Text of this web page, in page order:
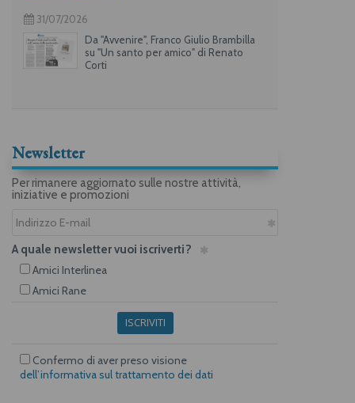
31/07/2026
Da "Avvenire", Franco Giulio Brambilla
su "Un santo per amico" di Renato
Corti
Newsletter
Per rimanere aggiornato sulle nostre attività,
iniziative e promozioni
A quale newsletter vuoi iscriverti?
Amici Interlinea
Amici Rane
ISCRIVITI
Confermo di aver preso visione
dell’informativa sul trattamento dei dati